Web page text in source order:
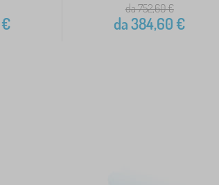
€
da 752,60€
da384,60€